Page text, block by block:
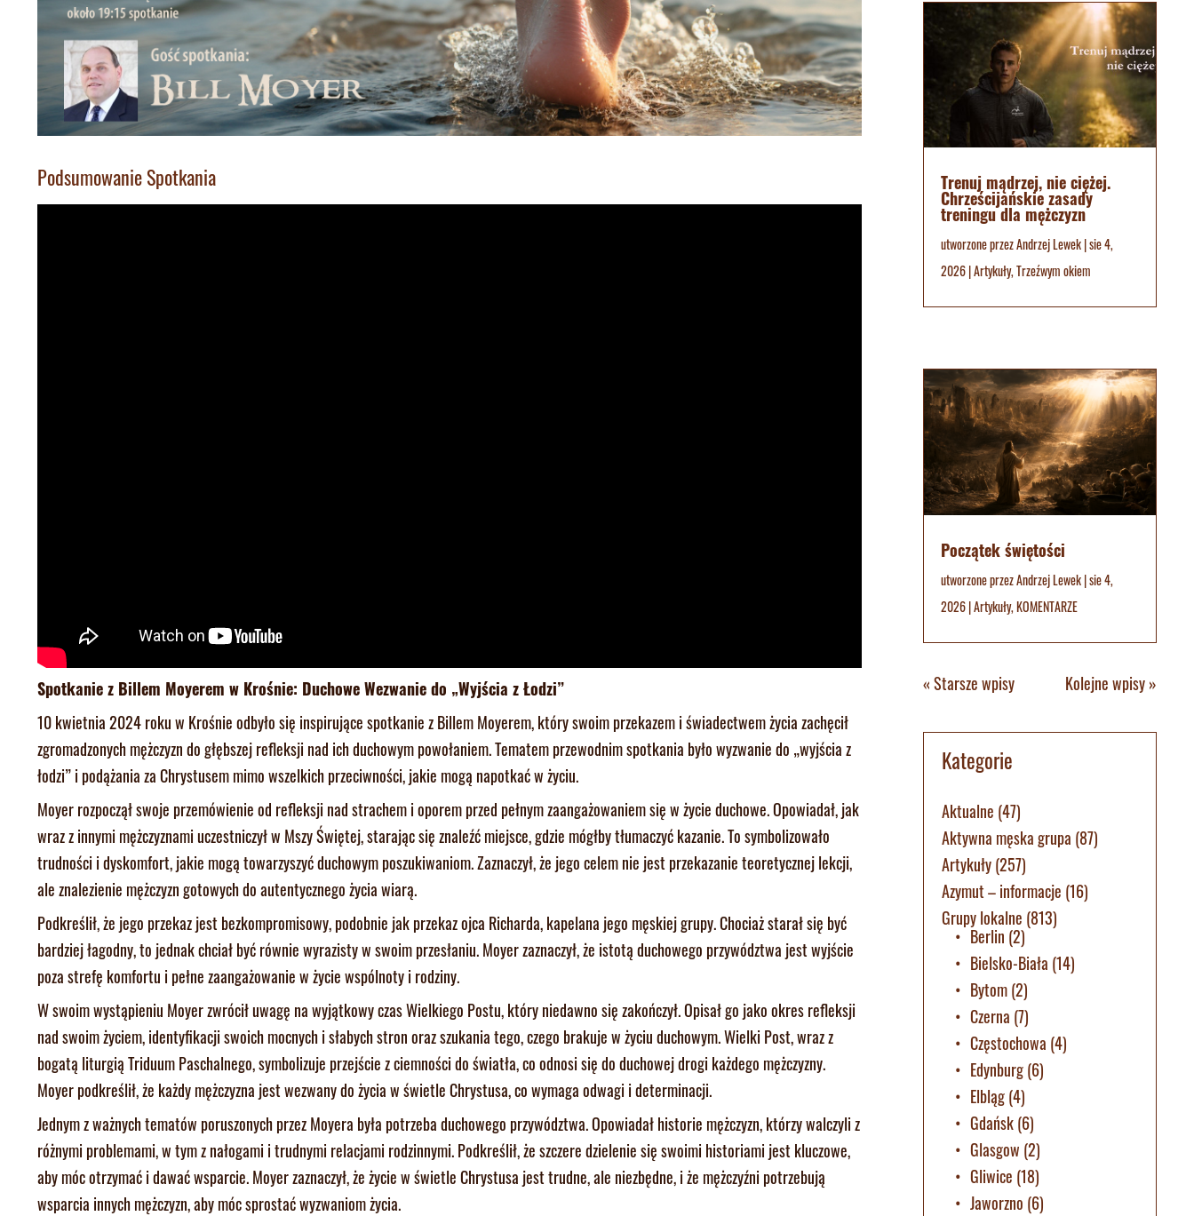
Podsumowanie Spotkania
Spotkanie z Billem Moyerem w Krośnie: Duchowe Wezwanie do „Wyjścia z Łodzi”
10 kwietnia 2024 roku w Krośnie odbyło się inspirujące spotkanie z Billem Moyerem, który swoim przekazem i świadectwem życia zachęcił
zgromadzonych mężczyzn do głębszej refleksji nad ich duchowym powołaniem. Tematem przewodnim spotkania było wyzwanie do „wyjścia z
łodzi” i podążania za Chrystusem mimo wszelkich przeciwności, jakie mogą napotkać w życiu.
Moyer rozpoczął swoje przemówienie od refleksji nad strachem i oporem przed pełnym zaangażowaniem się w życie duchowe. Opowiadał, jak
wraz z innymi mężczyznami uczestniczył w Mszy Świętej, starając się znaleźć miejsce, gdzie mógłby tłumaczyć kazanie. To symbolizowało
trudności i dyskomfort, jakie mogą towarzyszyć duchowym poszukiwaniom. Zaznaczył, że jego celem nie jest przekazanie teoretycznej lekcji,
ale znalezienie mężczyzn gotowych do autentycznego życia wiarą.
Podkreślił, że jego przekaz jest bezkompromisowy, podobnie jak przekaz ojca Richarda, kapelana jego męskiej grupy. Chociaż starał się być
bardziej łagodny, to jednak chciał być równie wyrazisty w swoim przesłaniu. Moyer zaznaczył, że istotą duchowego przywództwa jest wyjście
poza strefę komfortu i pełne zaangażowanie w życie wspólnoty i rodziny.
W swoim wystąpieniu Moyer zwrócił uwagę na wyjątkowy czas Wielkiego Postu, który niedawno się zakończył. Opisał go jako okres refleksji
nad swoim życiem, identyfikacji swoich mocnych i słabych stron oraz szukania tego, czego brakuje w życiu duchowym. Wielki Post, wraz z
bogatą liturgią Triduum Paschalnego, symbolizuje przejście z ciemności do światła, co odnosi się do duchowej drogi każdego mężczyzny.
Moyer podkreślił, że każdy mężczyzna jest wezwany do życia w świetle Chrystusa, co wymaga odwagi i determinacji.
Jednym z ważnych tematów poruszonych przez Moyera była potrzeba duchowego przywództwa. Opowiadał historie mężczyzn, którzy walczyli z
różnymi problemami, w tym z nałogami i trudnymi relacjami rodzinnymi. Podkreślił, że szczere dzielenie się swoimi historiami jest kluczowe,
aby móc otrzymać i dawać wsparcie. Moyer zaznaczył, że życie w świetle Chrystusa jest trudne, ale niezbędne, i że mężczyźni potrzebują
wsparcia innych mężczyzn, aby móc sprostać wyzwaniom życia.
Trenuj mądrzej, nie ciężej.
Chrześcijańskie zasady
treningu dla mężczyzn
utworzone przezAndrzej Lewek|sie 4,
2026|Artykuły,Trzeźwym okiem
Początek świętości
utworzone przezAndrzej Lewek|sie 4,
2026|Artykuły,KOMENTARZE
« Starsze wpisy Kolejne wpisy »
Kategorie
Aktualne (47)
Aktywna męska grupa (87)
Artykuły(257)
Azymut – informacje (16)
Grupy lokalne (813)
Berlin (2)
Bielsko-Biała (14)
Bytom(2)
Czerna (7)
Częstochowa (4)
Edynburg(6)
Elbląg(4)
Gdańsk(6)
Glasgow (2)
Gliwice (18)
Jaworzno (6)